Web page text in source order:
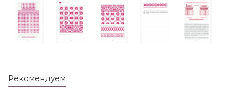
Рекомендуем